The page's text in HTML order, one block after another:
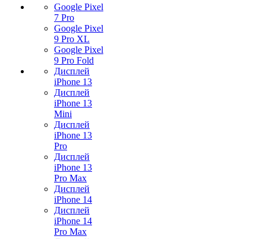
Google Pixel
7 Pro
Google Pixel
9 Pro XL
Google Pixel
9 Pro Fold
Дисплей
iPhone 13
Дисплей
iPhone 13
Mini
Дисплей
iPhone 13
Pro
Дисплей
iPhone 13
Pro Max
Дисплей
iPhone 14
Дисплей
iPhone 14
Pro Max